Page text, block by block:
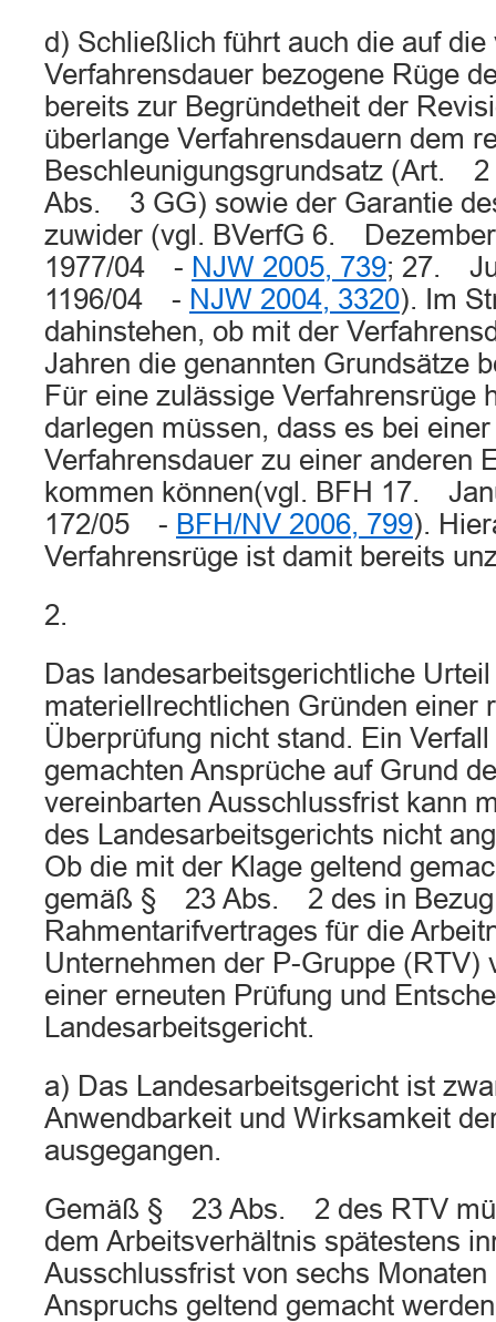
d) Schließlich führt auch die auf die
Verfahrensdauer bezogene Rüge
bereits zur Begründetheit der
überlange Verfahrensdauern dem
Beschleunigungsgrundsatz (Art.
Abs. 3 GG) sowie der Garantie
zuwider (vgl. BVerfG 6.
1977/04 - NJW 2005, 739; 27.
1196/04 - NJW 2004, 3320). Im
dahinstehen, ob mit der
Jahren die genannten Grundsätze
Für eine zulässige Verfahrensrüge
darlegen müssen, dass es bei
Verfahrensdauer zu einer anderen
kommen können(vgl. BFH 17.
172/05 - BFH/NV 2006, 799).
Verfahrensrüge ist damit bereits
2.
Das landesarbeitsgerichtliche
materiellrechtlichen Gründen einer
Überprüfung nicht stand. Ein
gemachten Ansprüche auf Grund
vereinbarten Ausschlussfrist kann
des Landesarbeitsgerichts nicht
Ob die mit der Klage geltend
gemäß § 23 Abs. 2 des in Bezug
Rahmentarifvertrages für die
Unternehmen der P-Gruppe (RTV)
einer erneuten Prüfung und
Landesarbeitsgericht.
a) Das Landesarbeitsgericht ist
Anwendbarkeit und Wirksamkeit
ausgegangen.
Gemäß § 23 Abs. 2 des RTV
dem Arbeitsverhältnis spätestens
Ausschlussfrist von sechs
Anspruchs geltend gemacht